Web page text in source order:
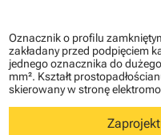
Oznacznik o profilu
zakładany przed podpięciem
jednego oznacznika do
mm². Kształt
skierowany w stronę